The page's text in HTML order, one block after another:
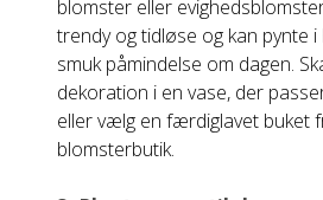
blomster eller
trendy og tidløse og kan pynte
smuk påmindelse om dagen.
dekoration i en vase, der
eller vælg en færdiglavet buket
blomsterbutik.